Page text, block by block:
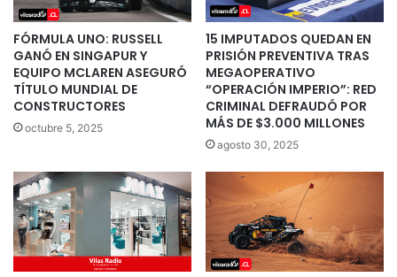
FÓRMULA UNO: RUSSELL
GANÓ EN SINGAPUR Y
EQUIPO MCLAREN ASEGURÓ
TÍTULO MUNDIAL DE
CONSTRUCTORES
octubre 5, 2025
15 IMPUTADOS QUEDAN EN
PRISIÓN PREVENTIVA TRAS
MEGAOPERATIVO
“OPERACIÓN IMPERIO”: RED
CRIMINAL DEFRAUDÓ POR
MÁS DE $3.000 MILLONES
agosto 30, 2025